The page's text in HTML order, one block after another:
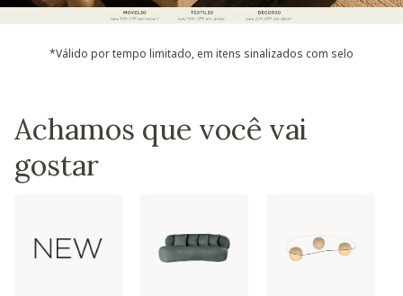
*Válido por tempo limitado, em itens sinalizados com selo
Achamos que você vai
gostar